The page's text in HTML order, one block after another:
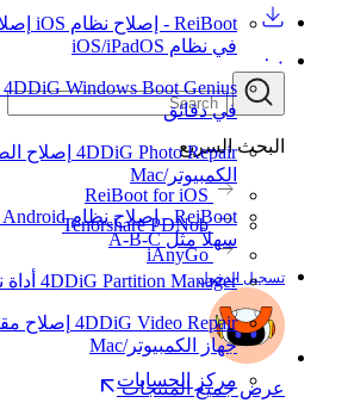
البحث السريع
ReiBoot for iOS
Tenorshare PDNob
iAnyGo
تسجيل الدخول
مركز الحسابات
ReiBoot - إصلاح نظام iOS
في نظام iOS/iPadOS
4DDiG Windows Boot Genius
في دقائق
4DDiG Photo Repair إصلاح
الكمبيوتر/Mac
ReiBoot - إصلاح نظام Android
سهلاً مثل A-B-C
4DDiG Partition Manager
4DDiG Video Repair إصلاح
جهاز الكمبيوتر/Mac
عرض جميع المنتجات